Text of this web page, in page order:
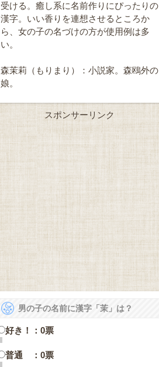
受ける。癒し系に名前作りにぴったりの
漢字。いい香りを連想させるところか
ら、女の子の名づけの方が使用例は多
い。
森茉莉（もりまり）：小説家。森鴎外の
娘。
スポンサーリンク
男の子の名前に漢字「茉」は？
好き！：0票
普通 ：0票